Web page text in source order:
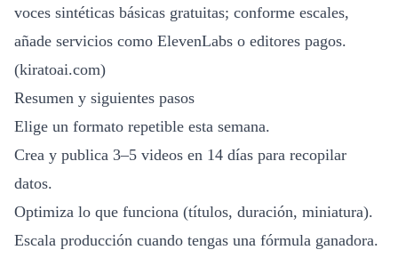
voces sintéticas básicas gratuitas; conforme escales,
añade servicios como ElevenLabs o editores pagos.
(kiratoai.com)
Resumen y siguientes pasos
Elige un formato repetible esta semana.
Crea y publica 3–5 videos en 14 días para recopilar
datos.
Optimiza lo que funciona (títulos, duración, miniatura).
Escala producción cuando tengas una fórmula ganadora.